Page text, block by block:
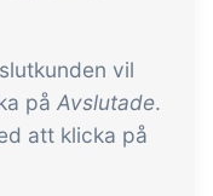
vil
på Avslutade.
att klicka på